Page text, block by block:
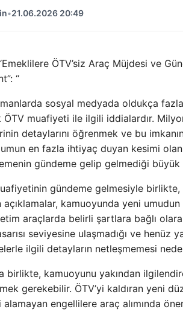
•21.06.2026 20:49
ÖTV’siz Araç Müjdesi ve
“
sosyal medyada oldukça
ÖTV muafiyeti ile ilgili iddialardır.
detaylarını öğrenmek ve bu
en fazla ihtiyaç duyan kesimi
gündeme gelip gelmediği
gündeme gelmesiyle
açıklamalar, kamuoyunda yeni
araçlarda belirli şartlara bağlı
seviyesine ulaşmadığı ve henüz
ilgili detayların netleşmemesi
birlikte, kamuoyunu yakından
gerekebilir. ÖTV’yi kaldıran yeni
alamayan engellilere araç alımında